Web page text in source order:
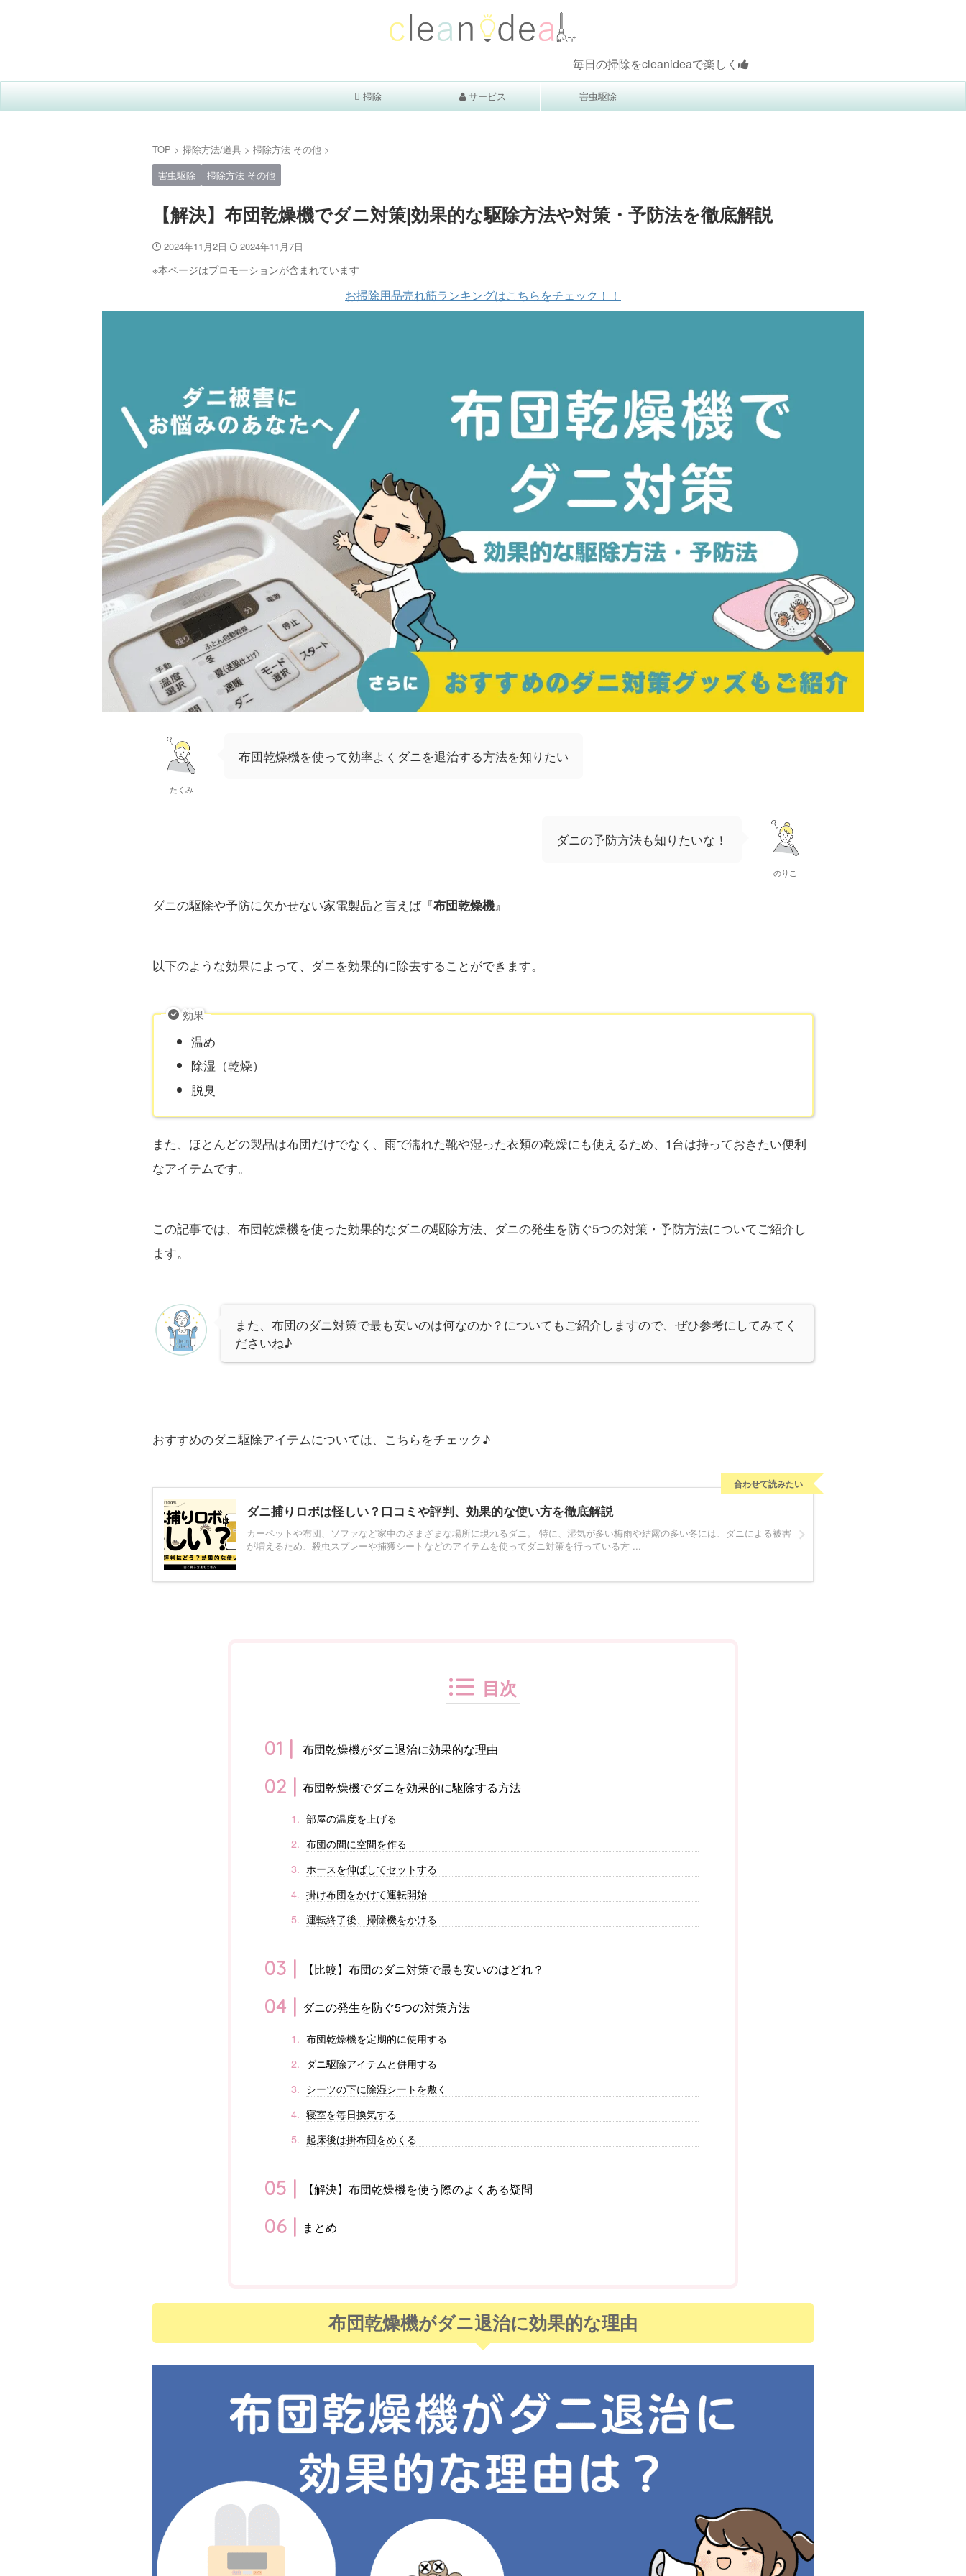
毎日の掃除をcleanideaで楽しく
掃除 サービス 害虫駆除
TOP > 掃除方法/道具 > 掃除方法 その他 >
害虫駆除
掃除方法 その他
【解決】布団乾燥機でダニ対策|効果的な駆除方法や対策・予防法を徹底解説
2024年11月2日 2024年11月7日
※本ページはプロモーションが含まれています
お掃除用品売れ筋ランキングはこちらをチェック！！
たくみ
布団乾燥機を使って効率よくダニを退治する方法を知りたい
ダニの予防方法も知りたいな！
のりこ
ダニの駆除や予防に欠かせない家電製品と言えば『布団乾燥機』
以下のような効果によって、ダニを効果的に除去することができます。
効果
温め
除湿（乾燥）
脱臭
また、ほとんどの製品は布団だけでなく、雨で濡れた靴や湿った衣類の乾燥にも使えるため、1台は持っておきたい便利
なアイテムです。
この記事では、布団乾燥機を使った効果的なダニの駆除方法、ダニの発生を防ぐ5つの対策・予防方法についてご紹介し
ます。
また、布団のダニ対策で最も安いのは何なのか？についてもご紹介しますので、ぜひ参考にしてみてく
ださいね♪
おすすめのダニ駆除アイテムについては、こちらをチェック♪
ダニ捕りロボは怪しい？口コミや評判、効果的な使い方を徹底解説
カーペットや布団、ソファなど家中のさまざまな場所に現れるダニ。 特に、湿気が多い梅雨や結露の多い冬には、ダニによる被害
が増えるため、殺虫スプレーや捕獲シートなどのアイテムを使ってダニ対策を行っている方 ...
合わせて読みたい
目次
布団乾燥機がダニ退治に効果的な理由
布団乾燥機でダニを効果的に駆除する方法
部屋の温度を上げる
布団の間に空間を作る
ホースを伸ばしてセットする
掛け布団をかけて運転開始
運転終了後、掃除機をかける
【比較】布団のダニ対策で最も安いのはどれ？
ダニの発生を防ぐ5つの対策方法
布団乾燥機を定期的に使用する
ダニ駆除アイテムと併用する
シーツの下に除湿シートを敷く
寝室を毎日換気する
起床後は掛布団をめくる
【解決】布団乾燥機を使う際のよくある疑問
まとめ
布団乾燥機がダニ退治に効果的な理由